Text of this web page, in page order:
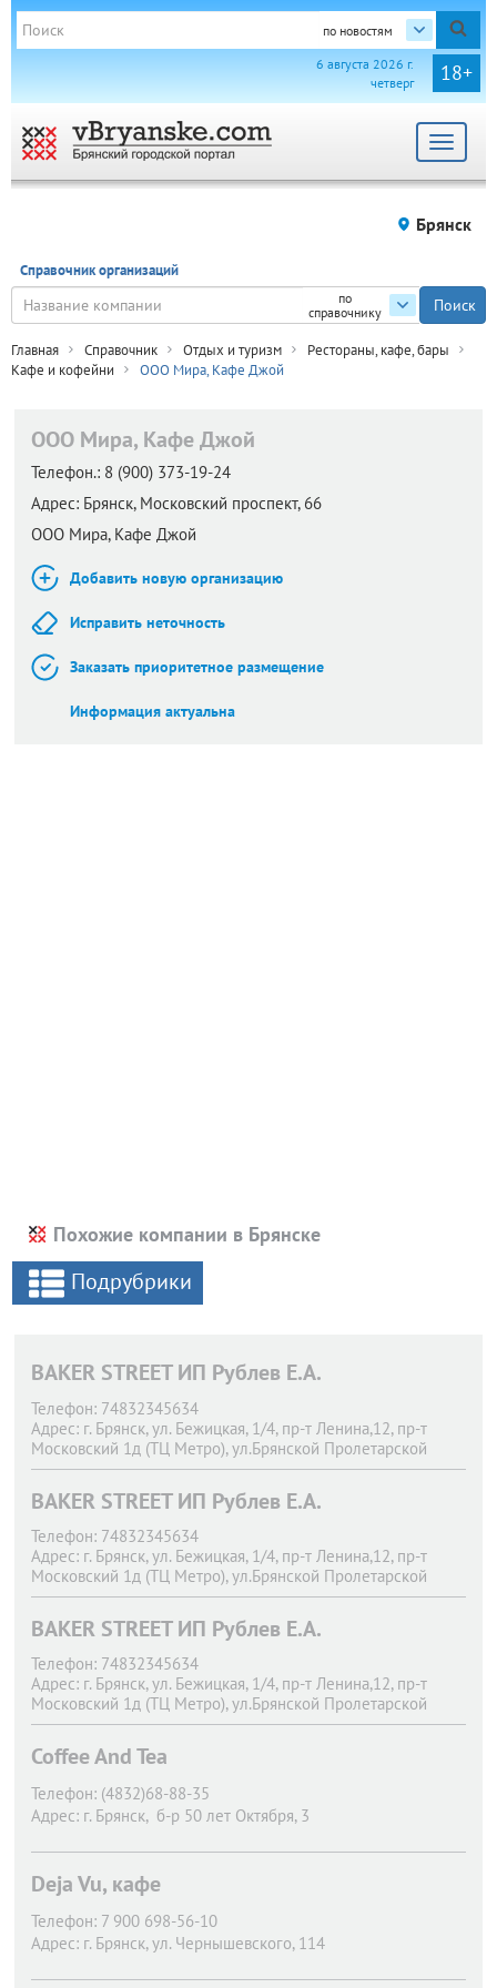
по новостям
18+
6 августа 2026 г.
четверг
Toggle
Брянск
Справочник организаций
по
справочнику
Главная Справочник Отдых и туризм
Рестораны, кафе, бары
Кафе и кофейни
ООО Мира, Кафе Джой
ООО Мира, Кафе Джой
Телефон.: 8 (900) 373-19-24
Адрес: Брянск, Московский проспект, 66
ООО Мира, Кафе Джой
Добавить новую организацию
Исправить неточность
Заказать приоритетное размещение
Информация актуальна
Похожие компании в Брянске
Подрубрики
BAKER STREET ИП Рублев Е.А.
Телефон: 74832345634
Адрес: г. Брянск, ул. Бежицкая, 1/4, пр-т Ленина,12, пр-т
Московский 1д (ТЦ Метро), ул.Брянской Пролетарской
Дивизии.11
BAKER STREET ИП Рублев Е.А.
Телефон: 74832345634
Адрес: г. Брянск, ул. Бежицкая, 1/4, пр-т Ленина,12, пр-т
Московский 1д (ТЦ Метро), ул.Брянской Пролетарской
Дивизии.11
BAKER STREET ИП Рублев Е.А.
Телефон: 74832345634
Адрес: г. Брянск, ул. Бежицкая, 1/4, пр-т Ленина,12, пр-т
Московский 1д (ТЦ Метро), ул.Брянской Пролетарской
Дивизии.11
Coffee And Tea
Телефон: (4832)68-88-35
Адрес: г. Брянск, б-р 50 лет Октября, 3
Deja Vu, кафе
Телефон: 7 900 698-56-10
Адрес: г. Брянск, ул. Чернышевского, 114